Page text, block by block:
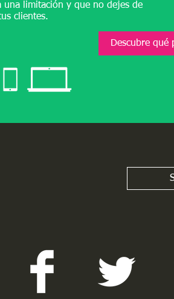
una limitación y que no dejes de
clientes.
Descubre qué